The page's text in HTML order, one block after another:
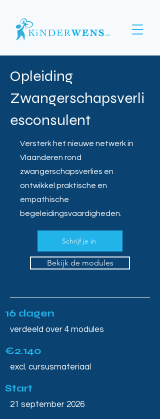
Opleiding
Zwangerschapsverli
esconsulent
Versterk het nieuwe netwerk in
Vlaanderen rond
zwangerschapsverlies en
ontwikkel praktische en
empathische
begeleidingsvaardigheden.
Schrijf je in
Bekijk de modules
16 dagen
verdeeld over 4 modules
€2.140
excl. cursusmateriaal
Start
21 september 2026